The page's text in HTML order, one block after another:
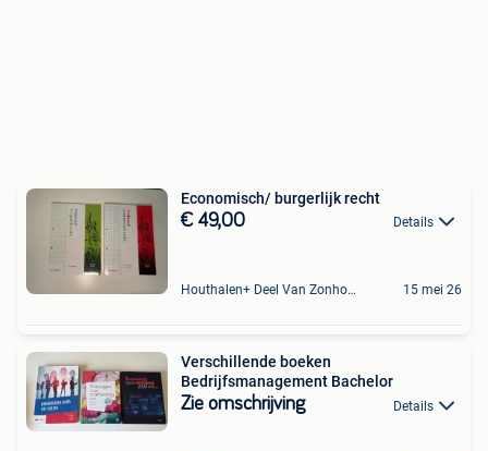
Economisch/ burgerlijk recht
€ 49,00 Details
Houthalen+ Deel Van Zonhoven En Zolder 15 mei 26
Verschillende boeken
Bedrijfsmanagement Bachelor
Zie omschrijving Details